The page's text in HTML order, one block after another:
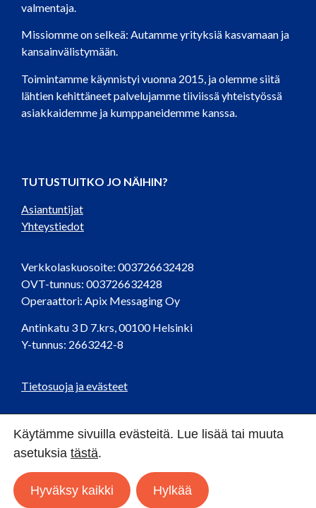
valmentaja.
Missiomme on selkeä: Autamme yrityksiä kasvamaan ja
kansainvälistymään.
Toimintamme käynnistyi vuonna 2015, ja olemme siitä
lähtien kehittäneet palvelujamme tiiviissä yhteistyössä
asiakkaidemme ja kumppaneidemme kanssa.
TUTUSTUITKO JO NÄIHIN?
Asiantuntijat
Yhteystiedot
Verkkolaskuosoite: 003726632428
OVT-tunnus: 003726632428
Operaattori: Apix Messaging Oy
Antinkatu 3 D 7.krs, 00100 Helsinki
Y-tunnus: 2663242-8
Tietosuoja ja evästeet
SEURAA MEITÄ SOMESSA:
Käytämme sivuilla evästeitä. Lue lisää tai muuta
asetuksia tästä.
Hyväksy kaikki Hylkää